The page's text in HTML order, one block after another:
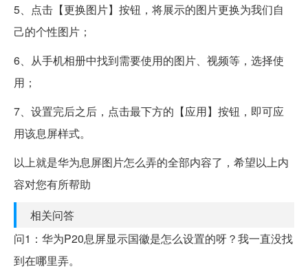
5、点击【更换图片】按钮，将展示的图片更换为我们自
己的个性图片；
6、从手机相册中找到需要使用的图片、视频等，选择使
用；
7、设置完后之后，点击最下方的【应用】按钮，即可应
用该息屏样式。
以上就是华为息屏图片怎么弄的全部内容了，希望以上内
容对您有所帮助
相关问答
问1：华为P20息屏显示国徽是怎么设置的呀？我一直没找
到在哪里弄。